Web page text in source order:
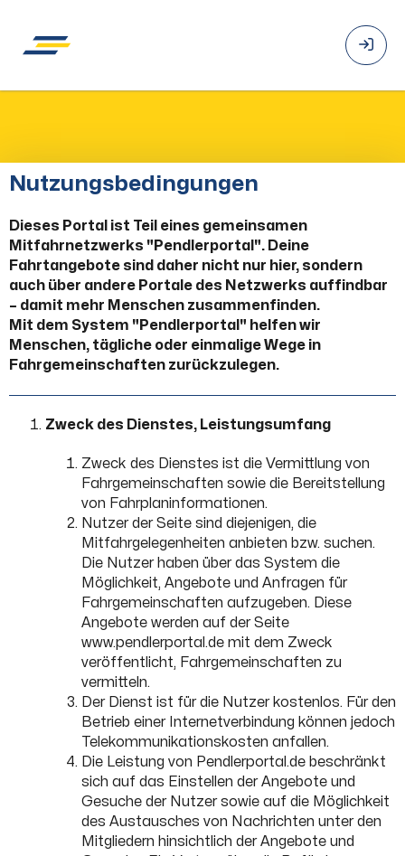
Nutzungsbedingungen
Dieses Portal ist Teil eines gemeinsamen
Mitfahrnetzwerks "Pendlerportal". Deine
Fahrtangebote sind daher nicht nur hier, sondern
auch über andere Portale des Netzwerks auffindbar
– damit mehr Menschen zusammenfinden.
Mit dem System "Pendlerportal" helfen wir
Menschen, tägliche oder einmalige Wege in
Fahrgemeinschaften zurückzulegen.
Zweck des Dienstes, Leistungsumfang
Zweck des Dienstes ist die Vermittlung von
Fahrgemeinschaften sowie die Bereitstellung
von Fahrplaninformationen.
Nutzer der Seite sind diejenigen, die
Mitfahrgelegenheiten anbieten bzw. suchen.
Die Nutzer haben über das System die
Möglichkeit, Angebote und Anfragen für
Fahrgemeinschaften aufzugeben. Diese
Angebote werden auf der Seite
www.pendlerportal.de mit dem Zweck
veröffentlicht, Fahrgemeinschaften zu
vermitteln.
Der Dienst ist für die Nutzer kostenlos. Für den
Betrieb einer Internetverbindung können jedoch
Telekommunikationskosten anfallen.
Die Leistung von Pendlerportal.de beschränkt
sich auf das Einstellen der Angebote und
Gesuche der Nutzer sowie auf die Möglichkeit
des Austausches von Nachrichten unter den
Mitgliedern hinsichtlich der Angebote und